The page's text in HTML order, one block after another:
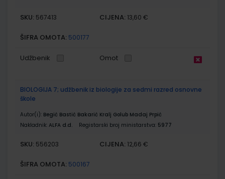
SKU: 567413 CIJENA: 13,60 €
ŠIFRA OMOTA: 500177
Udžbenik Omot
BIOLOGIJA 7; udžbenik iz biologije za sedmi razred osnovne
škole
Autor(i): Begić Bastić Bakarić Kralj Golub Madaj Prpić
Nakladnik: ALFA d.d. Registarski broj ministarstva: 5977
SKU: 556203 CIJENA: 12,66 €
ŠIFRA OMOTA: 500167